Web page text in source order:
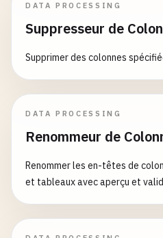
DATA PROCESSING
Suppresseur de
Supprimer des colonnes
DATA PROCESSING
Renommeur de
Renommer les en-têtes de
et tableaux avec aperçu et